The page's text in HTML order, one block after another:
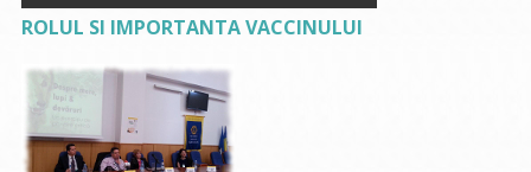
ROLUL SI IMPORTANTA VACCINULUI